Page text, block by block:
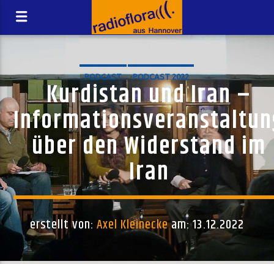
PODCAST PODCAST 2022
Kurdistan und Iran –
über den Widerstand im
Iran
erstellt von: Axel Kleineckeam: 13.12.2022